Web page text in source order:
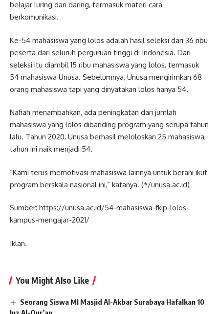
belajar luring dan daring, termasuk materi cara
berkomunikasi.
Ke-54 mahasiswa yang lolos adalah hasil seleksi dari 36 ribu
peserta dari seluruh perguruan tinggi di Indonesia. Dari
seleksi itu diambil 15 ribu mahasiswa yang lolos, termasuk
54 mahasiswa Unusa. Sebelumnya, Unusa mengirimkan 68
orang mahasiswa tapi yang dinyatakan lolos hanya 54.
Nafiah menambahkan, ada peningkatan dari jumlah
mahasiswa yang lolos dibanding program yang serupa tahun
lalu. Tahun 2020, Unusa berhasil meloloskan 25 mahasiswa,
tahun ini naik menjadi 54.
“Kami terus memotivasi mahasiswa lainnya untuk berani ikut
program berskala nasional ini,” katanya. (*/unusa.ac.id)
Sumber: https://unusa.ac.id/54-mahasiswa-fkip-lolos-
kampus-mengajar-2021/
Iklan.
You Might Also Like
Seorang Siswa MI Masjid Al-Akbar Surabaya Hafalkan 10